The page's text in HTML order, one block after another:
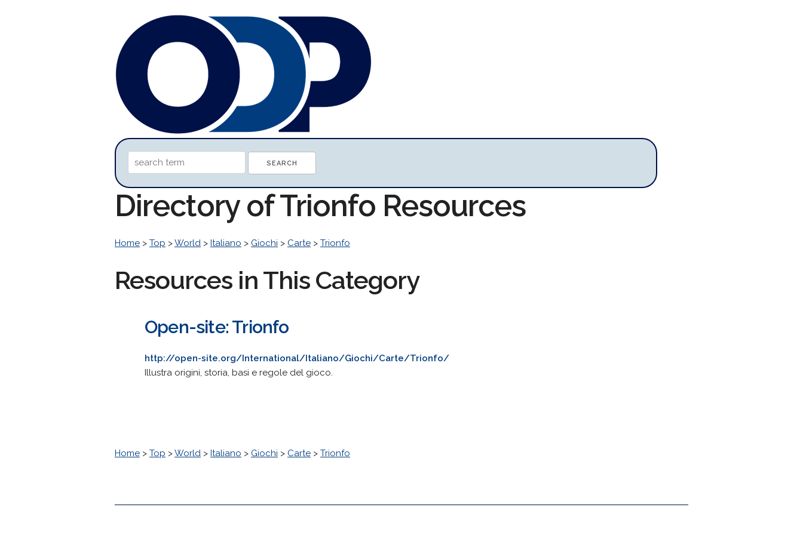
Directory of Trionfo Resources
Home > Top >World > Italiano > Giochi > Carte > Trionfo
Resources in This Category
Open-site: Trionfo
http://open-site.org/International/Italiano/Giochi/Carte/Trionfo/
Illustra origini, storia, basi e regole del gioco.
Home > Top >World > Italiano > Giochi > Carte > Trionfo